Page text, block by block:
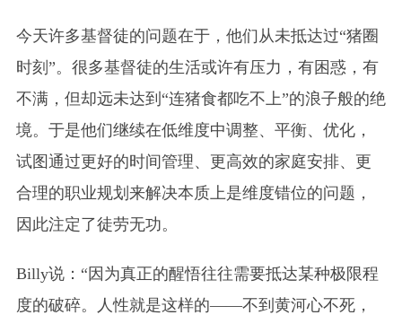
今天许多基督徒的问题在于，他们从未抵达过“猪圈
时刻”。很多基督徒的生活或许有压力，有困惑，有
不满，但却远未达到“连猪食都吃不上”的浪子般的绝
境。于是他们继续在低维度中调整、平衡、优化，
试图通过更好的时间管理、更高效的家庭安排、更
合理的职业规划来解决本质上是维度错位的问题，
因此注定了徒劳无功。
Billy说：“因为真正的醒悟往往需要抵达某种极限程
度的破碎。人性就是这样的——不到黄河心不死，